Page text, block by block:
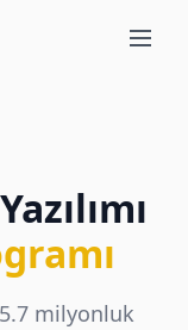
milyonluk